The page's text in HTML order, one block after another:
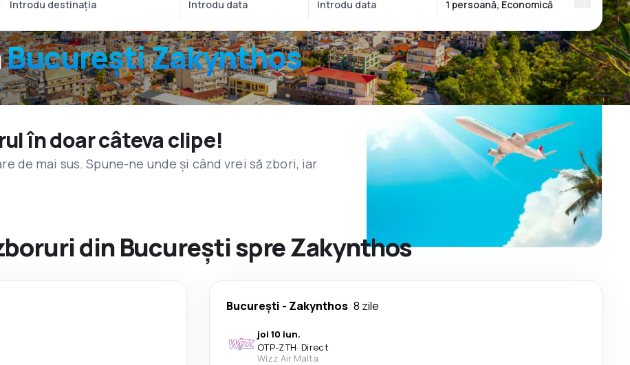
București Zakynthos
în doar câteva clipe!
de mai sus. Spune-ne unde și când vrei să zbori, iar
din București spre Zakynthos
București - Zakynthos 8 zile
joi 10 iun.
OTP-ZTH· Direct
Wizz Air Malta